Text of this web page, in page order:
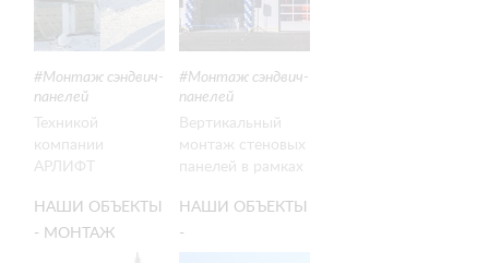
Монтаж сэндвич-
панелей
Техникой
компании
АРЛИФТ
захватом
ARLIFTER SP-4
Монтаж сэндвич-
панелей
Вертикальный
монтаж стеновых
панелей в рамках
реконструкции
концерна «Камаз-
НАШИ ОБЪЕКТЫ
- МОНТАЖ
НАШИ ОБЪЕКТЫ
-